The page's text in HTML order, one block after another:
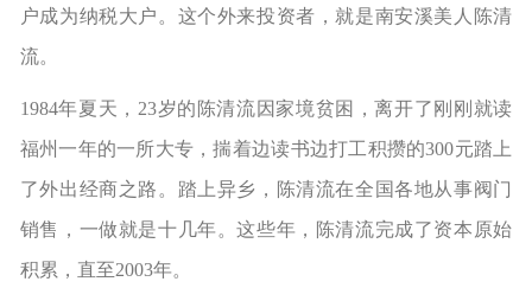
户成为纳税大户。这个外来投资者，就是南安溪美人陈清
流。
1984年夏天，23岁的陈清流因家境贫困，离开了刚刚就读
福州一年的一所大专，揣着边读书边打工积攒的300元踏上
了外出经商之路。踏上异乡，陈清流在全国各地从事阀门
销售，一做就是十几年。这些年，陈清流完成了资本原始
积累，直至2003年。